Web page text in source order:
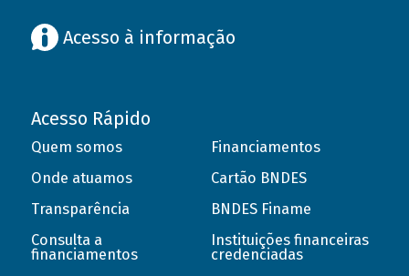
Acesso à informação
Acesso Rápido
Quem somos
Onde atuamos
Transparência
Consulta a
financiamentos
Financiamentos
Cartão BNDES
BNDES Finame
Instituições financeiras
credenciadas